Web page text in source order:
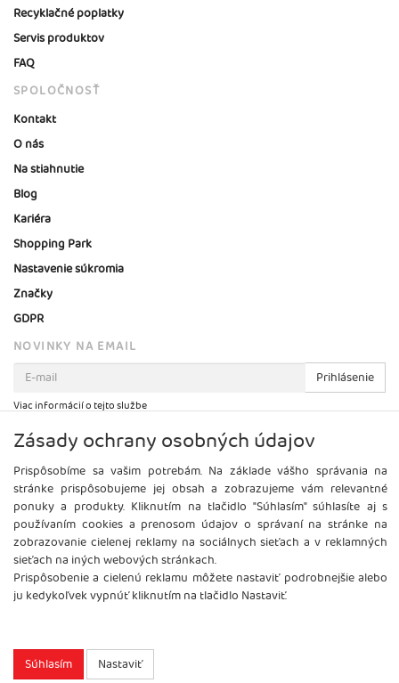
Recyklačné poplatky
Servis produktov
FAQ
SPOLOČNOSŤ
Kontakt
O nás
Na stiahnutie
Blog
Kariéra
Shopping Park
Nastavenie súkromia
Značky
GDPR
NOVINKY NA EMAIL
Prihlásenie
Viac informácií o tejto službe
Copyright2026 ©Brel, s.r.o.
Zásady ochrany osobných údajov
Prispôsobíme sa vašim potrebám. Na základe vášho správania na
stránke prispôsobujeme jej obsah a zobrazujeme vám relevantné
ponuky a produkty. Kliknutím na tlačidlo "Súhlasím" súhlasíte aj s
používaním cookies a prenosom údajov o správaní na stránke na
zobrazovanie cielenej reklamy na sociálnych sieťach a v reklamných
sieťach na iných webových stránkach.
Prispôsobenie a cielenú reklamu môžete nastaviť podrobnejšie alebo
ju kedykoľvek vypnúť kliknutím na tlačidlo Nastaviť.
Súhlasím Nastaviť